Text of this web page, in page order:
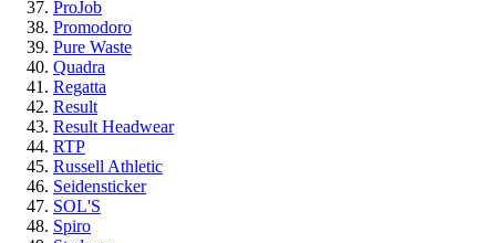
ProJob
Promodoro
Pure Waste
Quadra
Regatta
Result
Result Headwear
RTP
Russell Athletic
Seidensticker
SOL'S
Spiro